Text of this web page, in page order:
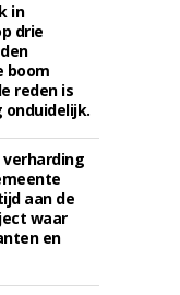
in
drie
boom
reden is
onduidelijk.
aan de
waar
en